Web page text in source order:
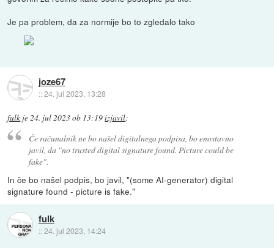
Je pa problem, da za normije bo to zgledalo tako
joze67
::24. jul 2023, 13:28
fulk je24. jul 2023 ob 13:19izjavil:
Če računalnik ne bo našel digitalnega podpisa, bo enostavno
javil, da "no trusted digital signature found. Picture could be
fake".
In če bo našel podpis, bo javil, "(some AI-generator) digital
signature found - picture is fake."
fulk
::24. jul 2023, 14:24